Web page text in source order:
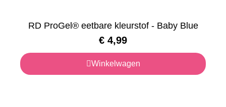
RD ProGel® eetbare kleurstof - Baby Blue
€ 4,99
Winkelwagen